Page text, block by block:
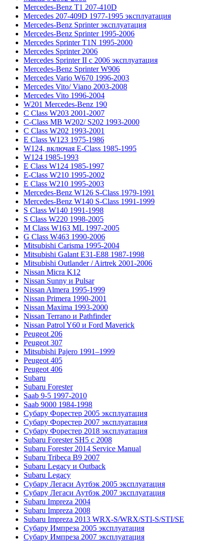
Mercedes-Benz T1 207-410D
Mercedes 207-409D 1977-1995 эксплуатация
Mercedes-Benz Sprinter эксплуатация
Mercedes-Benz Sprinter 1995-2006
Mercedes Sprinter T1N 1995-2000
Mercedes Sprinter 2006
Mercedes Sprinter II с 2006 эксплуатация
Mercedes-Benz Sprinter W906
Mercedes Vario W670 1996-2003
Mercedes Vito/ Viano 2003-2008
Mercedes Vito 1996-2004
W201 Mercedes-Benz 190
C Class W203 2001-2007
C-Class MB W202/ S202 1993-2000
C Class W202 1993-2001
E Class W123 1975-1986
W124, включая E-Class 1985-1995
W124 1985-1993
E Class W124 1985-1997
E-Class W210 1995-2002
E Class W210 1995-2003
Mercedes-Benz W126 S-Class 1979-1991
Mercedes-Benz W140 S-Class 1991-1999
S Class W140 1991-1998
S Class W220 1998-2005
M Class W163 ML 1997-2005
G Class W463 1990-2006
Mitsubishi Carisma 1995-2004
Mitsubishi Galant E31-E88 1987-1998
Mitsubishi Outlander / Airtrek 2001-2006
Nissan Micra K12
Nissan Sunny и Pulsar
Nissan Almera 1995-1999
Nissan Primera 1990-2001
Nissan Maxima 1993-2000
Nissan Terrano и Pathfinder
Nissan Patrol Y60 и Ford Maverick
Peugeot 206
Peugeot 307
Mitsubishi Pajero 1991–1999
Peugeot 405
Peugeot 406
Subaru
Subaru Forester
Saab 9-5 1997-2010
Saab 9000 1984-1998
Субару Форестер 2005 эксплуатация
Субару Форестер 2007 эксплуатация
Субару Форестер 2018 эксплуатация
Subaru Forester SH5 с 2008
Subaru Forester 2014 Service Manual
Subaru Tribeca В9 2007
Subaru Legacy и Outback
Subaru Legacy
Субару Легаси Аутбэк 2005 эксплуатация
Субару Легаси Аутбэк 2007 эксплуатация
Subaru Impreza 2004
Subaru Impreza 2008
Subaru Impreza 2013 WRX-S/WRX/STI-S/STI/SE
Субару Импреза 2005 эксплуатация
Субару Импреза 2007 эксплуатация